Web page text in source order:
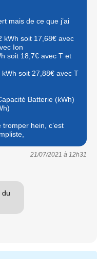
mais de ce que j’ai
kWh soit 17,68€ avec
Ion
soit 18,7€ avec T et
soit 27,88€ avec T
Batterie (kWh)
hein, c’est
21/07/2021 à 12h31
du